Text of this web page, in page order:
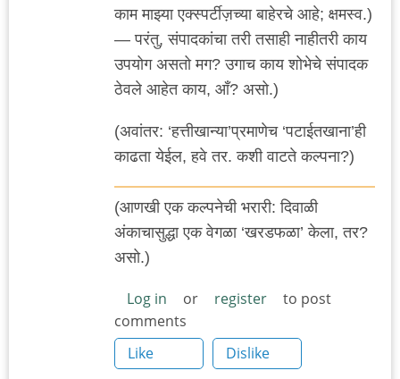
काम माझ्या एक्स्पर्टीज़च्या बाहेरचे आहे; क्षमस्व.)
— परंतु, संपादकांचा तरी तसाही नाहीतरी काय
उपयोग असतो मग? उगाच काय शोभेचे संपादक
ठेवले आहेत काय, आँ? असो.)
(अवांतर: ‘हत्तीखान्या’प्रमाणेच ‘पटाईतखाना’ही
काढता येईल, हवे तर. कशी वाटते कल्पना?)
(आणखी एक कल्पनेची भरारी: दिवाळी
अंकाचासुद्धा एक वेगळा ‘खरडफळा’ केला, तर?
असो.)
Log in or register
to post
comments
Like
Dislike